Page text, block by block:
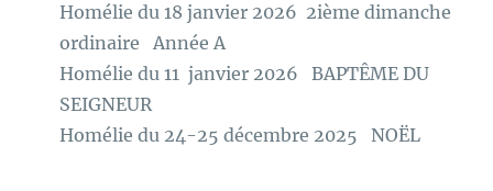
Homélie du 18 janvier 2026 2ième dimanche
ordinaire Année A
Homélie du 11 janvier 2026 BAPTÊME DU
SEIGNEUR
Homélie du 24-25 décembre 2025 NOËL